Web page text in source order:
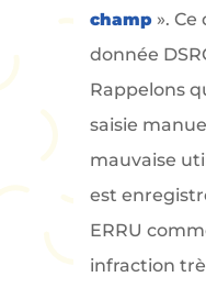
champ ».
donnée
Rappelons
saisie
mauvaise
est
ERRU
infraction